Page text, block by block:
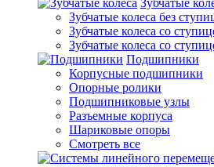
Зубчатые
Зубчатые колеса без
Зубчатые колеса со
Зубчатые колеса со
Подшипники
Корпусные подшипники
Опорные ролики
Подшипниковые узлы
Разъемные корпуса
Шариковые опоры
Смотреть все